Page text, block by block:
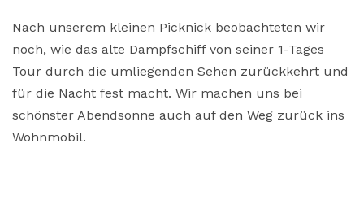
Nach unserem kleinen Picknick beobachteten wir
noch, wie das alte Dampfschiff von seiner 1-Tages
Tour durch die umliegenden Sehen zurückkehrt und
für die Nacht fest macht. Wir machen uns bei
schönster Abendsonne auch auf den Weg zurück ins
Wohnmobil.